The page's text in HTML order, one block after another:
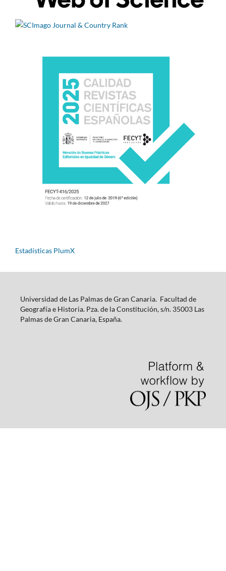
Estadísticas PlumX
Universidad de Las Palmas de Gran Canaria. Facultad de
Geografía e Historia. Pza. de la Constitución, s/n. 35003 Las
Palmas de Gran Canaria, España.